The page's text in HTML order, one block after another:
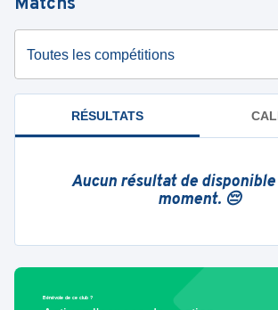
Toutes les compétitions
RÉSULTATS
Aucun résultat de
moment. 😔
Bénévole de ce club ?